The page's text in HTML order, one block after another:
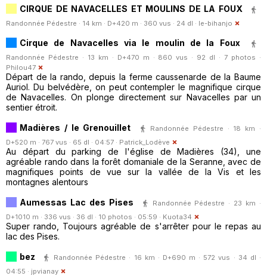
CIRQUE DE NAVACELLES ET MOULINS DE LA FOUX
Randonnée Pédestre · 14 km · D+420 m · 360 vus · 24 dl · le-bihanjo
Cirque de Navacelles via le moulin de la Foux
Randonnée Pédestre · 13 km · D+470 m · 860 vus · 92 dl · 7 photos ·
Philou47
Départ de la rando, depuis la ferme caussenarde de la Baume
Auriol. Du belvédère, on peut contempler le magnifique cirque
de Navacelles. On plonge directement sur Navacelles par un
sentier étroit.
Madières / le Grenouillet
Randonnée Pédestre · 18 km ·
D+520 m · 767 vus · 65 dl · 04:57 · Patrick_Lodève
Au départ du parking de l'église de Madières (34), une
agréable rando dans la forêt domaniale de la Seranne, avec de
magnifiques points de vue sur la vallée de la Vis et les
montagnes alentours
Aumessas Lac des Pises
Randonnée Pédestre · 23 km ·
D+1010 m · 336 vus · 36 dl · 10 photos · 05:59 · Kuota34
Super rando, Toujours agréable de s'arrêter pour le repas au
lac des Pises.
bez
Randonnée Pédestre · 16 km · D+690 m · 572 vus · 34 dl ·
04:55 · jpvianay